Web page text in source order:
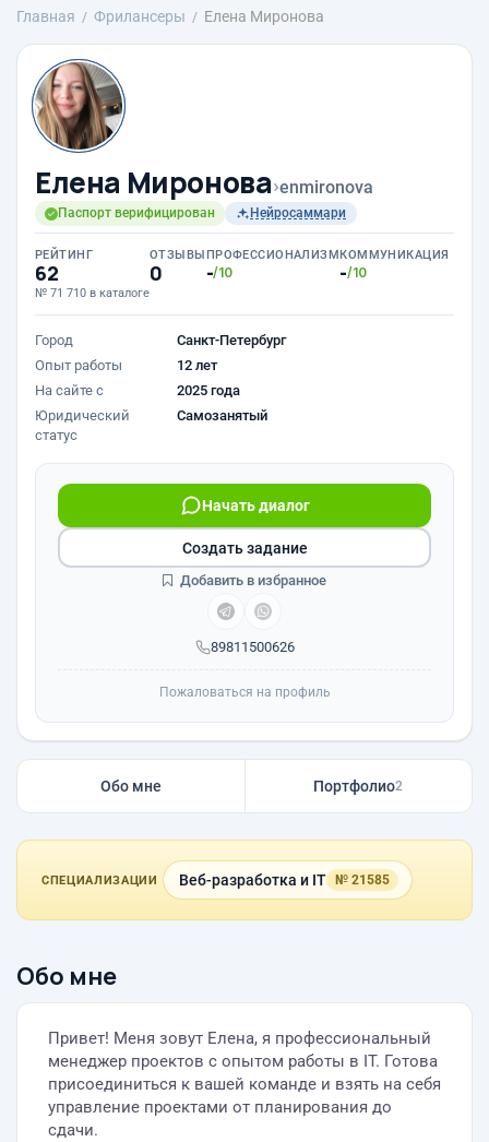
Главная Фрилансеры Елена Миронова
Елена Миронова›enmironova
Паспорт верифицирован Нейросаммари
РЕЙТИНГ
62
№ 71 710 в каталоге
ОТЗЫВЫ
0
ПРОФЕССИОНАЛИЗМ
-/10
КОММУНИКАЦИЯ
-/10
Город
Санкт-Петербург
Опыт работы
12 лет
На сайте с
2025 года
Юридический
статус
Самозанятый
89811500626
Начать диалог
Создать задание
Добавить в избранное
Пожаловаться на профиль
Обо мне Портфолио2
СПЕЦИАЛИЗАЦИИ Веб-разработка и IT № 21585
Обо мне
Привет! Меня зовут Елена, я профессиональный
менеджер проектов с опытом работы в IT. Готова
присоединиться к вашей команде и взять на себя
управление проектами от планирования до
сдачи.